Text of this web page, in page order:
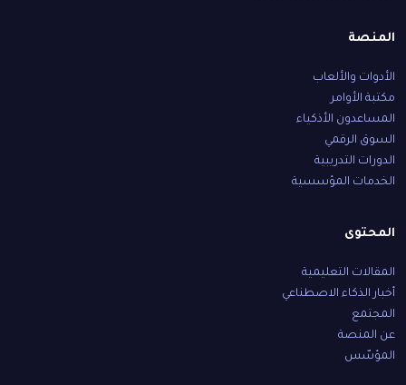
المنصة
الأدوات والألعاب
مكتبة الأوامر
المساعدون الأذكياء
السوق الرقمي
الدورات التدريبية
الخدمات المؤسسية
المحتوى
المقالات التعليمية
أخبار الذكاء الاصطناعي
المجتمع
عن المنصة
المؤسّس